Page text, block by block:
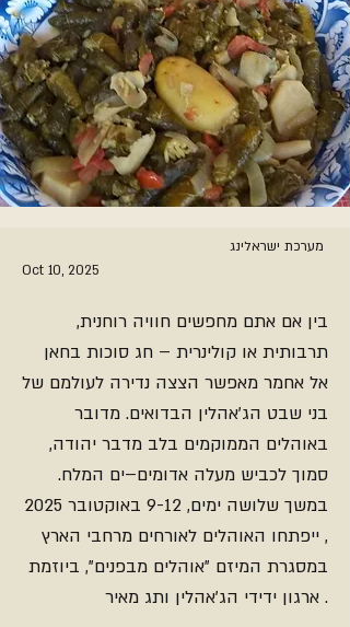
מערכת ישראלינג
Oct 10, 2025
בין אם אתם מחפשים חוויה רוחנית,
תרבותית או קולינרית – חג סוכות בחאן
אל אחמר מאפשר הצצה נדירה לעולמם של
בני שבט הג׳אהלין הבדואים. מדובר
באוהלים הממוקמים בלב מדבר יהודה,
סמוך לכביש מעלה אדומים–ים המלח.
במשך שלושה ימים, 9-12 באוקטובר 2025
, ייפתחו האוהלים לאורחים מרחבי הארץ
במסגרת המיזם "אוהלים מבפנים", ביוזמת
ארגון ידידי הג'אהלין ותג מאיר .